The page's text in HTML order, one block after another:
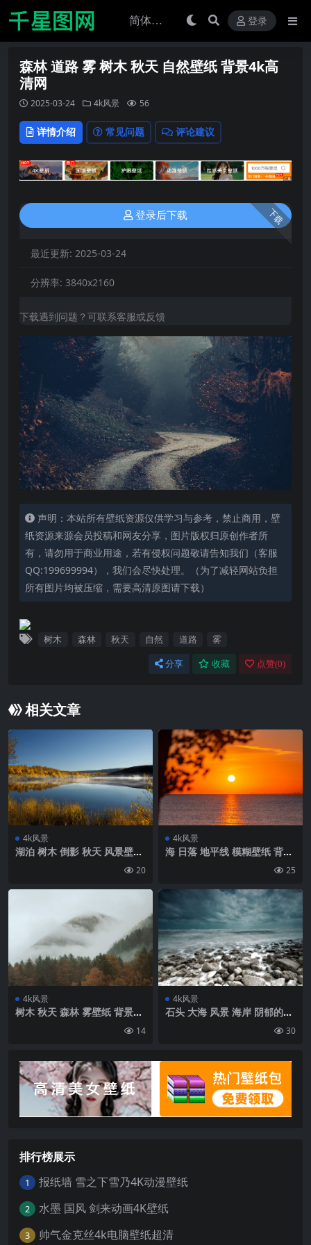
登录
森林 道路 雾 树木 秋天 自然壁纸 背景4k高
清网
2025-03-24 4k风景 56
详情介绍 常见问题 评论建议
下载
登录后下载
最近更新: 2025-03-24
分辨率: 3840x2160
下载遇到问题？可联系客服或反馈
声明：本站所有壁纸资源仅供学习与参考，禁止商用，壁
纸资源来源会员投稿和网友分享，图片版权归原创作者所
有，请勿用于商业用途，若有侵权问题敬请告知我们（客服
QQ:199699994），我们会尽快处理。（为了减轻网站负担
所有图片均被压缩，需要高清原图请下载）
树木 森林 秋天 自然 道路 雾
分享 收藏 点赞(0)
相关文章
4k风景
湖泊 树木 倒影 秋天 风景壁纸
20
4k风景
海 日落 地平线 模糊壁纸 背景
25
4k风景
树木 秋天 森林 雾壁纸 背景4k
14
4k风景
石头 大海 风景 海岸 阴郁的壁
30
排行榜展示
1 报纸墙 雪之下雪乃4K动漫壁纸
2 水墨 国风 剑来动画4K壁纸
3 帅气金克丝4k电脑壁纸超清